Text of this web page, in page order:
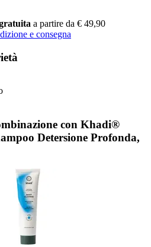
a partire da € 49,90
e consegna
con Khadi®
Detersione Profonda,